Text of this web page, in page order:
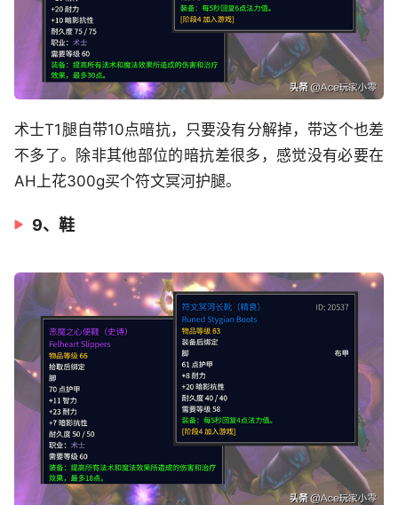
术士T1腿自带10点暗抗，只要没有分解掉，带这个也差
不多了。除非其他部位的暗抗差很多，感觉没有必要在
AH上花300g买个符文冥河护腿。
9、鞋